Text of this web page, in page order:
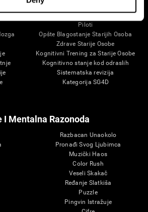
Mozga
Zdrave Starije Osobe
Piloti
Opšte Blagostanje Starijih Osoba
Zdrave Starije Osobe
Kognitivni Trening za Starije Osobe
Kognitivno stanje kod odraslih
Sistematska revizija
Kategorija SG4D
I Mentalna Razonoda
Razbacan Unaokolo
Pronađi Svog Ljubimca
Muzički Haos
Color Rush
Veseli Skakač
Ređanje Slatkiša
Puzzle
Pingvin Istražuje